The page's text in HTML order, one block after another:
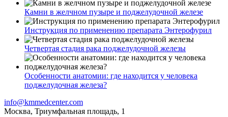
Камни в желчном пузыре и поджелудочной железе
Инструкция по применению препарата Энтерофурил
Четвертая стадия рака поджелудочной железы
Особенности анатомии: где находится у человека
поджелудочная железа?
info@kmmedcenter.com
Москва, Триумфальная площадь, 1